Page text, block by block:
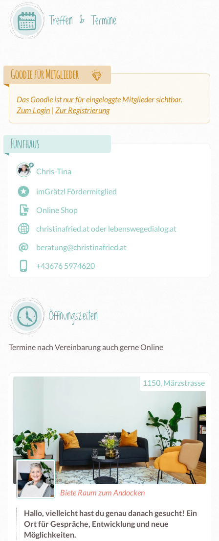
Treffen & Termine
Goodie für Mitglieder
Das Goodie ist nur für eingeloggte Mitglieder sichtbar.
Zum Login | Zur Registrierung
Fünfhaus
Chris-Tina
imGrätzl Fördermitglied
Online Shop
christinafried.at oder lebenswegedialog.at
beratung@christinafried.at
+43676 5974620
Öffnungszeiten
Termine nach Vereinbarung auch gerne Online
1150, Märzstrasse
Biete Raum zum Andocken
Hallo, vielleicht hast du genau danach gesucht! Ein
Ort für Gespräche, Entwicklung und neue
Möglichkeiten.